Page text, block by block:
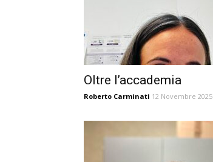
Oltre l’accademia
Roberto Carminati 12 Novembre 2025